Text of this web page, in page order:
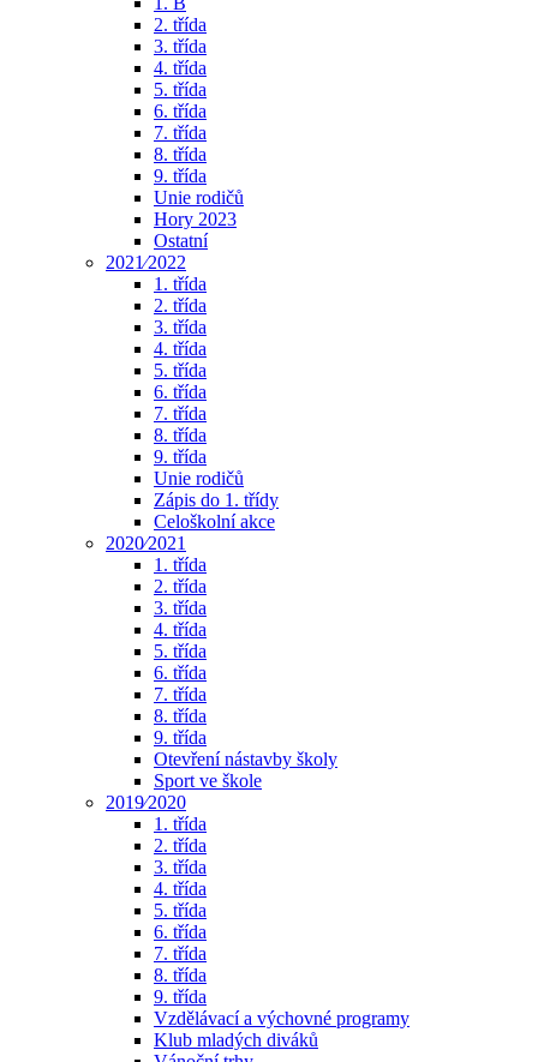
2. třída
3. třída
4. třída
5. třída
6. třída
7. třída
8. třída
9. třída
Unie rodičů
Hory 2023
Ostatní
2021⁄2022
1. třída
2. třída
3. třída
4. třída
5. třída
6. třída
7. třída
8. třída
9. třída
Unie rodičů
Zápis do 1. třídy
Celoškolní akce
2020⁄2021
1. třída
2. třída
3. třída
4. třída
5. třída
6. třída
7. třída
8. třída
9. třída
Otevření nástavby školy
Sport ve škole
2019⁄2020
1. třída
2. třída
3. třída
4. třída
5. třída
6. třída
7. třída
8. třída
9. třída
Vzdělávací a výchovné programy
Klub mladých diváků